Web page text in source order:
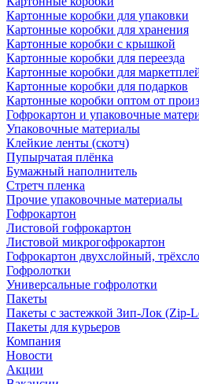
Картонные коробки для упаковки
Картонные коробки для хранения
Картонные коробки с крышкой
Картонные коробки для переезда
Картонные коробки для
Картонные коробки для подарков
Картонные коробки оптом от
Гофрокартон и упаковочные
Упаковочные материалы
Клейкие ленты (скотч)
Пупырчатая плёнка
Бумажный наполнитель
Стретч пленка
Прочие упаковочные материалы
Гофрокартон
Листовой гофрокартон
Листовой микрогофрокартон
Гофрокартон двухслойный,
Гофролотки
Универсальные гофролотки
Пакеты
Пакеты с застежкой Зип-Лок (Zip-
Пакеты для курьеров
Компания
Новости
Акции